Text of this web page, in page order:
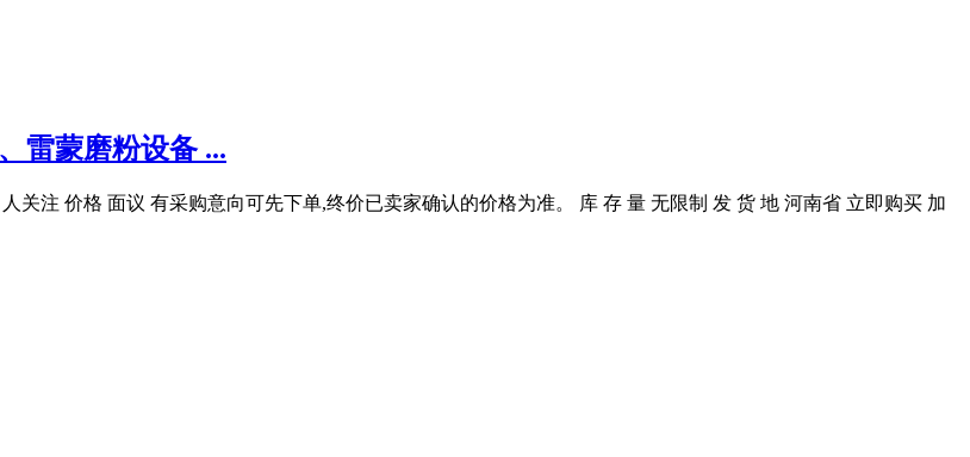
雷蒙磨粉设备 ...
关注 价格 面议 有采购意向可先下单,终价已卖家确认的价格为准。 库 存 量 无限制 发 货 地 河南省 立即购买 加